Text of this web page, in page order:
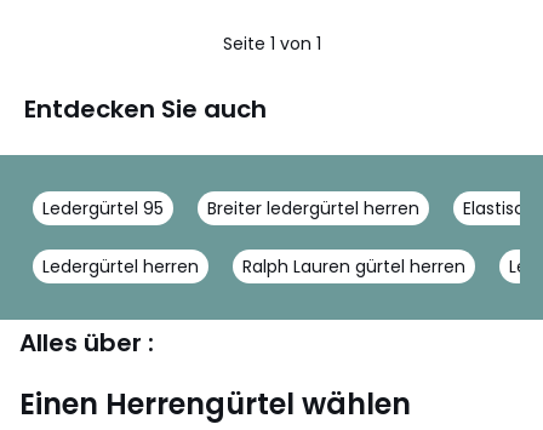
Seite 1 von 1
Entdecken Sie auch
Ledergürtel 95 Breiter ledergürtel herren
Ledergürtel herren Ralph Lauren gürtel herren
Alles über :
Einen Herrengürtel wählen